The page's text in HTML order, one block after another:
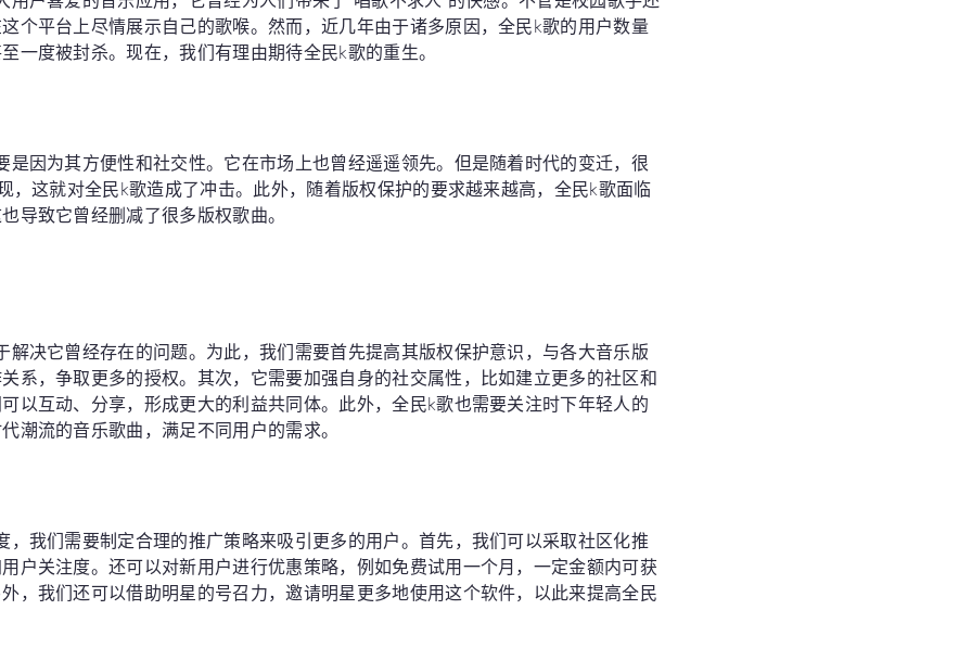
个平台上尽情展示自己的歌喉。然而，近几年由于诸多原因，全民k歌的用户数量
一度被封杀。现在，我们有理由期待全民k歌的重生。
是因为其方便性和社交性。它在市场上也曾经遥遥领先。但是随着时代的变迁，很
，这就对全民k歌造成了冲击。此外，随着版权保护的要求越来越高，全民k歌面临
导致它曾经删减了很多版权歌曲。
解决它曾经存在的问题。为此，我们需要首先提高其版权保护意识，与各大音乐版
系，争取更多的授权。其次，它需要加强自身的社交属性，比如建立更多的社区和
以互动、分享，形成更大的利益共同体。此外，全民k歌也需要关注时下年轻人的
潮流的音乐歌曲，满足不同用户的需求。
，我们需要制定合理的推广策略来吸引更多的用户。首先，我们可以采取社区化推
户关注度。还可以对新用户进行优惠策略，例如免费试用一个月，一定金额内可获
，我们还可以借助明星的号召力，邀请明星更多地使用这个软件，以此来提高全民